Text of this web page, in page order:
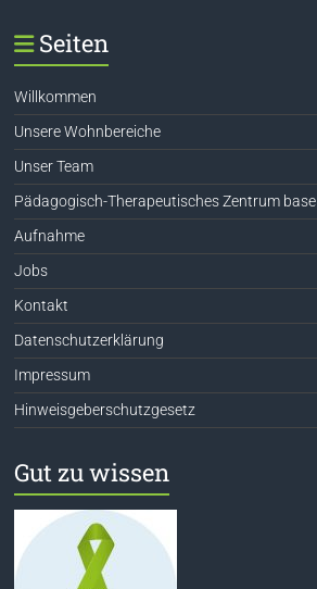
Seiten
Willkommen
Unsere Wohnbereiche
Unser Team
Pädagogisch-Therapeutisches Zentrum base
Aufnahme
Jobs
Kontakt
Datenschutzerklärung
Impressum
Hinweisgeberschutzgesetz
Gut zu wissen